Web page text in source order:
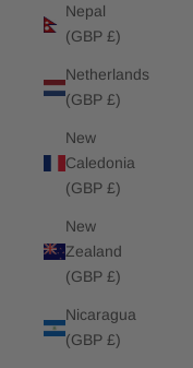
Nepal
(GBP £)
Netherlands
(GBP £)
New
Caledonia
(GBP £)
New
Zealand
(GBP £)
Nicaragua
(GBP £)